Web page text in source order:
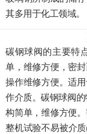
其多用于化工领域。
碳钢球阀的主要特
单，维修方便，密
操作维修方便。适
作介质。碳钢球阀
构简单，维修方便
整机试验不易被介